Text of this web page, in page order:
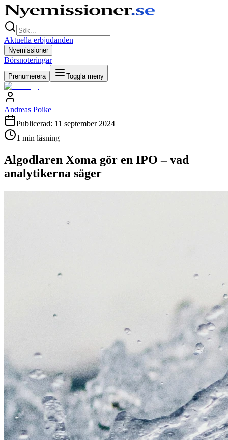
Aktuella erbjudanden
Nyemissioner
Börsnoteringar
Prenumerera Toggla meny
Andreas Poike
Publicerad: 11 september 2024
1 min läsning
Algodlaren Xoma gör en IPO – vad
analytikerna säger